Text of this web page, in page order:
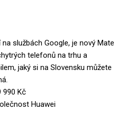
službách Google, je nový Mate
telefonů na trhu a
jaký si na Slovensku můžete
990 Kč
Huawei